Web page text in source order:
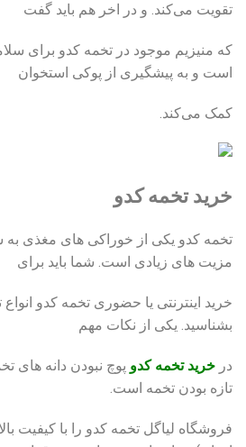
تقویت می‌کند. و در اخر هم باید گفت
که منیزیم موجود در تخمه کدو برای
است و به پیشگیری از پوکی استخوان
کمک می‌کند.
خرید تخمه کدو
تخمه کدو یکی از خوراکی‌ های مغذی به
مزیت ‌های زیادی است. شما باید برای
خرید اینترنتی یا حضوری تخمه کدو
بشناسید. یکی از نکات مهم
در خرید تخمه کدو پوچ نبودن دانه های
تازه بودن تخمه است.
فروشگاه لیاگل تخمه کدو را با کیفیت